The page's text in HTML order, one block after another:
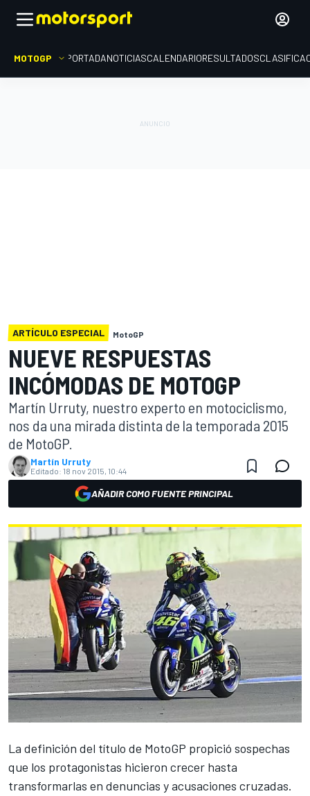
MOTOGP PORTADANOTICIASCALENDARIORESULTADOS
ARTÍCULO ESPECIAL MotoGP
NUEVE RESPUESTAS
INCÓMODAS DE MOTOGP
Martín Urruty, nuestro experto en motociclismo,
nos da una mirada distinta de la temporada 2015
de MotoGP.
Martín Urruty
Editado: 18 nov 2015, 10:44
AÑADIR COMO FUENTE PRINCIPAL
La definición del título de MotoGP propició sospechas
que los protagonistas hicieron crecer hasta
transformarlas en denuncias y acusaciones cruzadas.